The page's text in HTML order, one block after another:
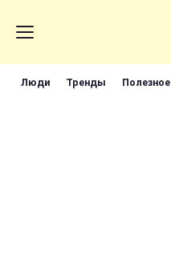
Люди Тренды Полезное